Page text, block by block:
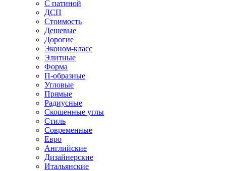
С патиной
ДСП
Стоимость
Дешевые
Дорогие
Эконом-класс
Элитные
Форма
П-образные
Угловые
Прямые
Радиусные
Скошенные углы
Стиль
Современные
Евро
Английские
Дизайнерские
Итальянские